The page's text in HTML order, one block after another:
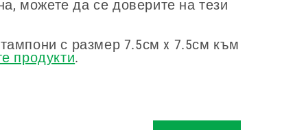
можете да се доверите на тези
с размер 7.5см x 7.5см към
продукти.